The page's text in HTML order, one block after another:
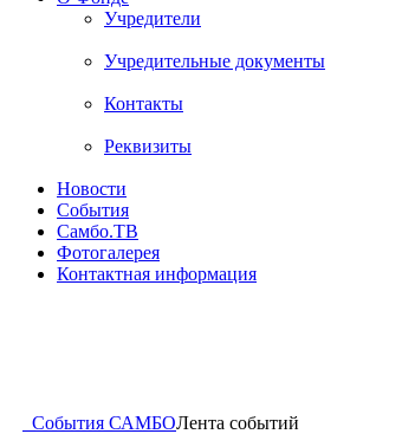
Учредители
Учредительные документы
Контакты
Реквизиты
Новости
События
Самбо.ТВ
Фотогалерея
Контактная информация
События САМБОЛента событий